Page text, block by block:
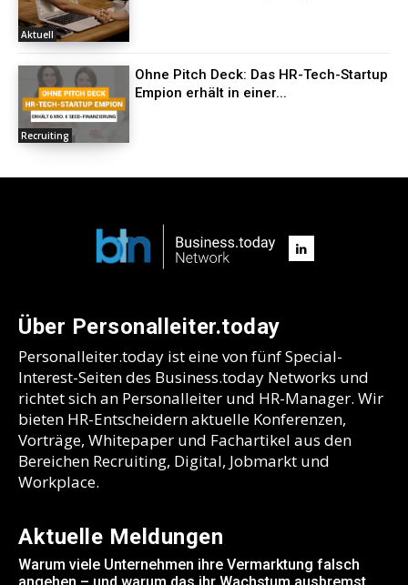
Aktuell
Recruiting
Ohne Pitch Deck: Das HR-Tech-Startup
Empion erhält in einer...
Über Personalleiter.today
Personalleiter.today ist eine von fünf Special-
Interest-Seiten des Business.today Networks und
richtet sich an Personalleiter und HR-Manager. Wir
bieten HR-Entscheidern aktuelle Konferenzen,
Vorträge, Whitepaper und Fachartikel aus den
Bereichen Recruiting, Digital, Jobmarkt und
Workplace.
Aktuelle Meldungen
Warum viele Unternehmen ihre Vermarktung falsch